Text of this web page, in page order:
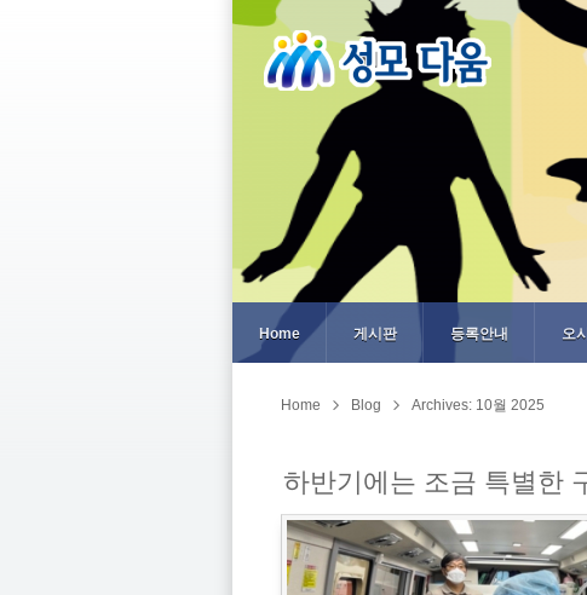
Home 게시판 등록안내 오
Home Blog Archives: 10월 2025
하반기에는 조금 특별한